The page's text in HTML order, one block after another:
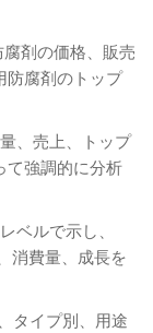
剤の価格、販売
防腐剤のトップ
、売上、トップ
て強調的に分析
ベルで示し、
消費量、成長を
タイプ別、用途